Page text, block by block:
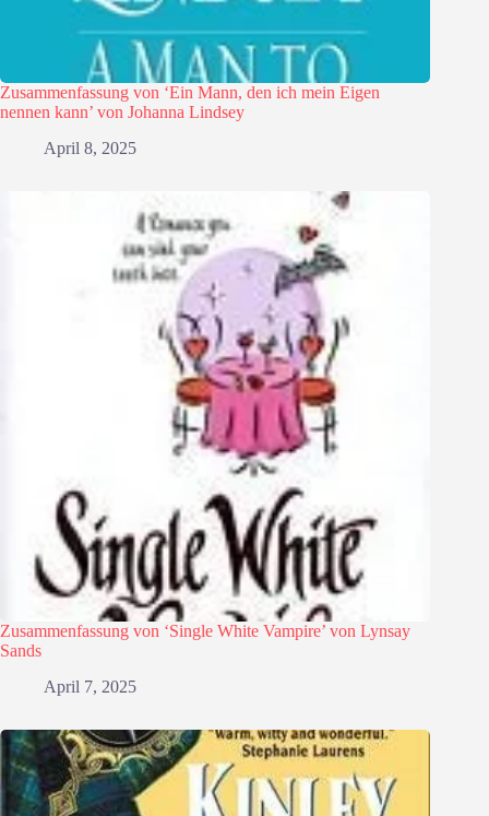
Zusammenfassung von ‘Ein Mann, den ich mein Eigen
nennen kann’ von Johanna Lindsey
April 8, 2025
Zusammenfassung von ‘Single White Vampire’ von Lynsay
Sands
April 7, 2025